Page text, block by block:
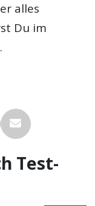
alles
Du im
Test-